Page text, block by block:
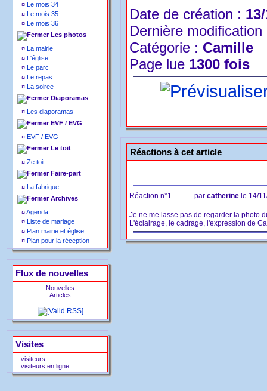
¤ Le mois 34
¤ Le mois 35
¤ Le mois 36
Les photos
¤ La mairie
¤ L'église
¤ Le parc
¤ Le repas
¤ La soiree
Diaporamas
¤ Les diaporamas
EVF / EVG
¤ EVF / EVG
Le toit
¤ Ze toit....
Faire-part
¤ La fabrique
Archives
¤Agenda
¤ Liste de mariage
¤ Plan mairie et église
¤ Plan pour la réception
Flux de nouvelles
Nouvelles
Articles
Visites
visiteurs
visiteurs en ligne
Date de création :
Dernière
Catégorie : Camille
Page lue 1300 fois
Réactions à cet article
Réaction n°1 par catherine le 14/
Je ne me lasse pas de regarder la photo
L'éclairage, le cadrage, l'expression de